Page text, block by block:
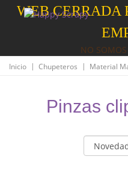
WEB CERRADA
NO
Inicio | Chupeteros | Material
Pinzas